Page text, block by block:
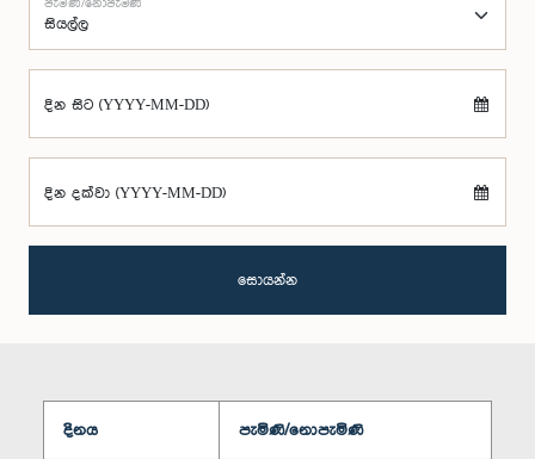
පැමිණි/නොපැමිණි
දින සිට (YYYY-MM-DD)
දින දක්වා (YYYY-MM-DD)
සොයන්න
දිනය පැමිණි/නොපැමිණි